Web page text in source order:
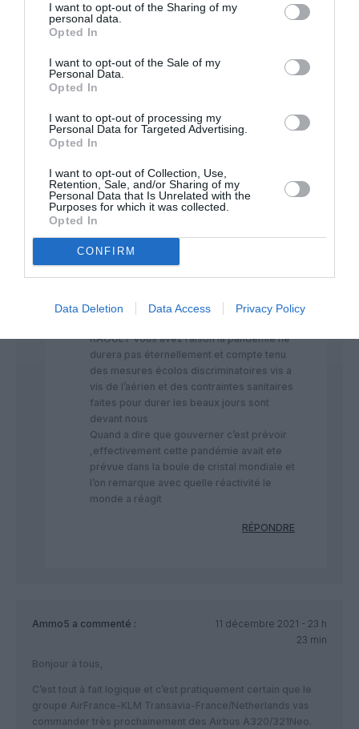
I want to opt-out of the Sharing of my
personal data.
Opted In
I want to opt-out of the Sale of my
Personal Data.
Opted In
I want to opt-out of processing my
Personal Data for Targeted Advertising.
Opted In
I want to opt-out of Collection, Use,
Retention, Sale, and/or Sharing of my
Personal Data that Is Unrelated with the
Purposes for which it was collected.
Opted In
CONFIRM
Data Deletion Data Access Privacy Policy
Shôguna commenté :
12 décembre 2021 - 2
h 21 min
Gouverner, c’est prévoir.
La pandémie ne durera pas éternellement. La
majorité des Européens est aujourd’hui vaccinée.
de péricliter quoi qu’il arrive. Les concurrents ne
demanderaient que ça.
RAOULT Vous avez raison la pandémie ne
durera pas éternellement et compte tenu
des mesures écolos discriminatoires vis a
vis de l’aérien et des contraintes sanitaires
faites pour durer les beaux jours sont
devant nous
Quand a dire que gouverner c’est prévoir
,effectivement cette pandémie avait ete
prévue dans la boule de cristal mondiale et
l’on remarque avec quelle réactivité le
monde a réagit
RÉPONDRE
Ammo5 a commenté :
11 décembre 2021 - 23 h
23 min
Bonjour à tous,
C’est tout à fait logique et c’est pratiquement certain que le
groupe AirFrance-KLM Transavia-France/Netherlands vas
commander très prochainement des Airbus A320/321Neo.